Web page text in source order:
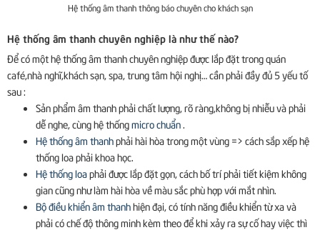
Hệ thống âm thanh thông báo chuyên cho khách sạn
Hệ thống âm thanh chuyên nghiệp là như thế nào?
Để có một hệ thống âm thanh chuyên nghiệp được lắp đặt trong quán
café,nhà nghĩ,khách sạn, spa, trung tâm hội nghị… cần phải đầy đủ 5 yếu tố
sau :
Sản phẩm âm thanh phải chất lượng, rõ ràng,không bị nhiễu và phải
dễ nghe, cùng hệ thốngmicro chuẩn
Hệ thống âm thanhphải hài hòa trong một vùng => cách sắp xếp hệ
thống loa phải khoa học.
Hệ thống loaphải được lắp đặt gọn, cách bố trí phải tiết kiệm không
gian cũng như làm hài hòa về màu sắc phù hợp với mắt nhìn.
Bộ điều khiển âm thanhhiện đại, có tính năng điều khiển từ xa và
phải có chế độ thông minh kèm theo để khi xảy ra sự cố hay việc thì